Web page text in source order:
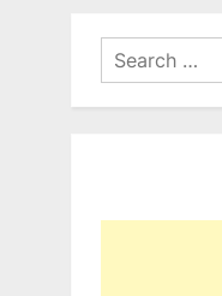
Search
for: